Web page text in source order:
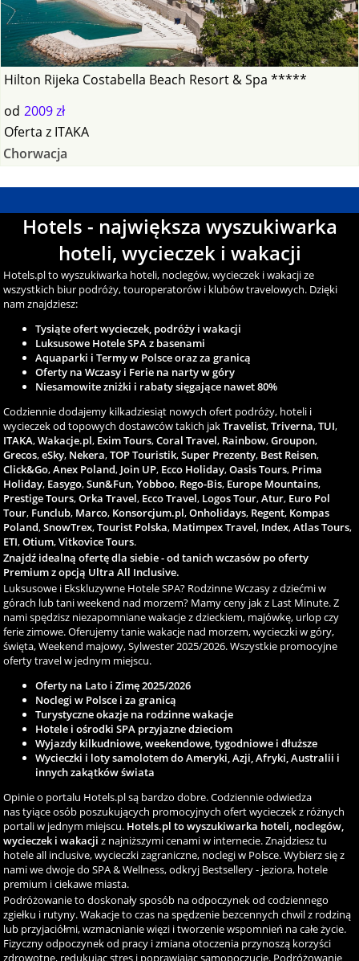
Hilton Rijeka Costabella Beach Resort & Spa *****
od 2009 zł
Oferta z ITAKA
Chorwacja
Hotels - największa wyszukiwarka
hoteli, wycieczek i wakacji
Hotels.pl to wyszukiwarka hoteli, noclegów, wycieczek i wakacji ze
wszystkich biur podróży, touroperatorów i klubów travelowych. Dzięki
nam znajdziesz:
Tysiąte ofert wycieczek, podróży i wakacji
Luksusowe Hotele SPA z basenami
Aquaparki i Termy w Polsce oraz za granicą
Oferty na Wczasy i Ferie na narty w góry
Niesamowite zniżki i rabaty sięgające nawet 80%
Codziennie dodajemy kilkadziesiąt nowych ofert podróży, hoteli i
wycieczek od topowych dostawców takich jakTravelist,Triverna,TUI,
ITAKA,Wakacje.pl, Exim Tours,Coral Travel, Rainbow,Groupon,
Grecos,eSky, Nekera,TOP Touristik,Super Prezenty, Best Reisen,
Click&Go,Anex Poland, Join UP, Ecco Holiday,Oasis Tours, Prima
Holiday, Easygo,Sun&Fun,Yobboo, Rego-Bis, Europe Mountains,
Prestige Tours,Orka Travel, Ecco Travel, Logos Tour,Atur, Euro Pol
Tour, Funclub, Marco, Konsorcjum.pl,Onholidays, Regent, Kompas
Poland,SnowTrex,Tourist Polska, Matimpex Travel, Index,Atlas Tours,
ETI,Otium,Vitkovice Tours.
Znajdź idealną ofertę dla siebie - od tanich wczasów po oferty
Premium z opcją Ultra All Inclusive.
Luksusowe i Ekskluzywne Hotele SPA? Rodzinne Wczasy z dziećmi w
górach lub tani weekend nad morzem? Mamy ceny jak z Last Minute. Z
nami spędzisz niezapomniane wakacje z dzieckiem, majówkę, urlop czy
ferie zimowe. Oferujemy tanie wakacje nad morzem, wycieczki w góry,
święta, Weekend majowy, Sylwester 2025/2026. Wszystkie promocyjne
oferty travel w jednym miejscu.
Oferty na Lato i Zimę 2025/2026
Noclegi w Polsce i za granicą
Turystyczne okazje na rodzinne wakacje
Hotele i ośrodki SPA przyjazne dzieciom
Wyjazdy kilkudniowe, weekendowe, tygodniowe i dłuższe
Wycieczki i loty samolotem do Ameryki, Azji, Afryki, Australii i
innych zakątków świata
Opinie o portalu Hotels.pl są bardzo dobre. Codziennie odwiedza
nas tyiące osób poszukujących promocyjnych ofert wycieczek z różnych
portali w jednym miejscu. Hotels.pl to wyszukiwarka hoteli, noclegów,
wycieczek i wakacji z najniższymi cenami w internecie. Znajdziesz tu
hotele all inclusive, wycieczki zagraniczne, noclegi w Polsce. Wybierz się z
nami we dwoje do SPA & Wellness, odkryj Bestsellery - jeziora, hotele
premium i ciekawe miasta.
Podróżowanie to doskonały sposób na odpoczynek od codziennego
zgiełku i rutyny. Wakacje to czas na spędzenie bezcennych chwil z rodziną
lub przyjaciółmi, wzmacnianie więzi i tworzenie wspomnień na całe życie.
Fizyczny odpoczynek od pracy i zmiana otoczenia przynoszą korzyści
zdrowotne, redukując stres i poprawiając samopoczucie. Podróżowanie